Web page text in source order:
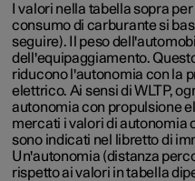
I valori nella tabella sopra
consumo di carburante si
seguire). Il peso
dell'equipaggiamento.
riducono l'autonomia con la
elettrico. Ai sensi di WLTP,
autonomia con propulsione
mercati i valori di
sono indicati nel libretto di
Un'autonomia (distanza
rispetto ai valori in tabella